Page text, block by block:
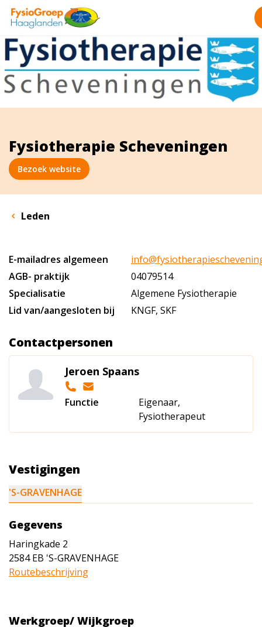
Fysiotherapie Scheveningen
Bezoek website
Leden
E-mailadres algemeen
AGB- praktijk
04079514
Specialisatie
Algemene Fysiotherapie
Lid van/aangesloten bij
KNGF, SKF
Contactpersonen
Jeroen Spaans
Functie
Eigenaar,
Fysiotherapeut
Vestigingen
'S-GRAVENHAGE
Gegevens
Haringkade 2
2584 EB 'S-GRAVENHAGE
Routebeschrijving
Werkgroep/ Wijkgroep